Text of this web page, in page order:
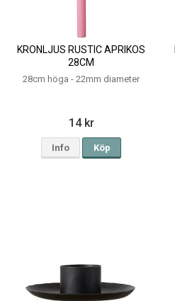
KRONLJUS RUSTIC APRIKOS
28CM
28cm höga - 22mm diameter
14 kr
Info Köp